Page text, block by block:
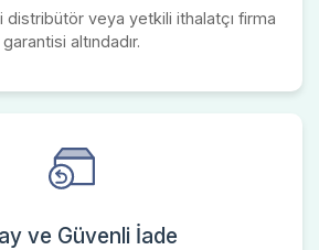
distribütör veya yetkili ithalatçı firma
garantisi altındadır.
ve Güvenli İade